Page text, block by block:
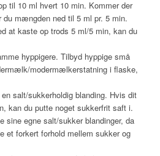
til 10 ml hvert 10 min. Kommer der
mængden ned til 5 ml pr. 5 min.
at kaste op trods 5 ml/5 min, kan du
hyppigere. Tilbyd hyppige små
modermælkerstatning i flaske,
salt/sukkerholdig blanding. Hvis dit
kan du putte noget sukkerfrit saft i.
sine egne salt/sukker blandinger, da
et forkert forhold mellem sukker og